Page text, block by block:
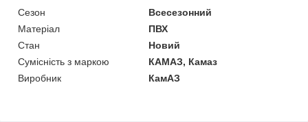
Сезон
Всесезонний
Матеріал
ПВХ
Стан
Новий
Сумісність з маркою
КАМАЗ, Камаз
Виробник
КамАЗ